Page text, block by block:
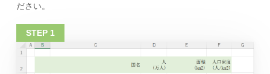
ださい。